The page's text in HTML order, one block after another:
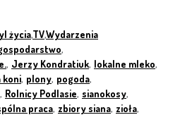
życia,TV,Wydarzenia
,
, Jerzy Kondratiuk, lokalne mleko,
koni, plony, pogoda,
, Rolnicy Podlasie, sianokosy,
praca, zbiory siana, zioła,